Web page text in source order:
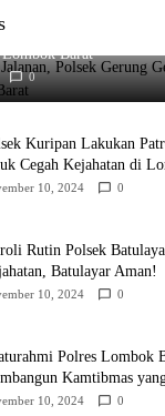
Polsek Gerung
Barat
0
Kuripan Lakukan
Cegah Kejahatan di
10, 2024 0
Rutin Polsek
Batulayar Aman!
10, 2024 0
Polres Lombok
Kamtibmas
Pilkada 2024
10, 2024 0